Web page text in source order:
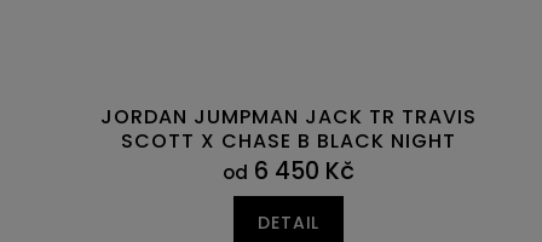
JORDAN JUMPMAN JACK TR TRAVIS
SCOTT X CHASE B BLACK NIGHT
SILVER
od 6 450 Kč
DETAIL